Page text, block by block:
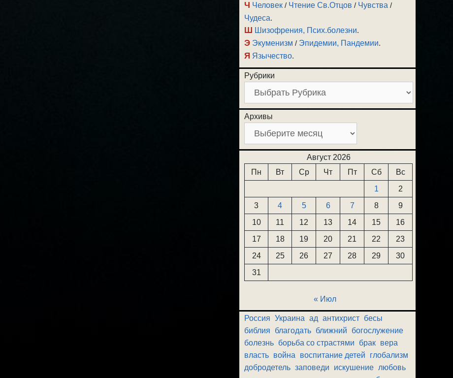
Ч Человек / Чтение Св.Отцов / Чувства /
Чудеса.
Ш Шизофрения, Псих.болезни.
Э Экуменизм / Эпидемии, Пандемии.
Я Язычество.
Рубрики
Архивы
Август 2026
Пн
Вт Ср Чт Пт Сб
Вс
1
2
3
4 5 6 7 8
9
10
11 12 13 14 15
16
17
18 19 20 21 22
23
24
25 26 27 28 29
30
31
« Июл
Россия Украина ад антихрист бесы
библия
благодать ближний
богослужение
болезнь борьба со страстями брак вера
власть война воспитание детей
глобализм
добродетель заповеди искушение любовь